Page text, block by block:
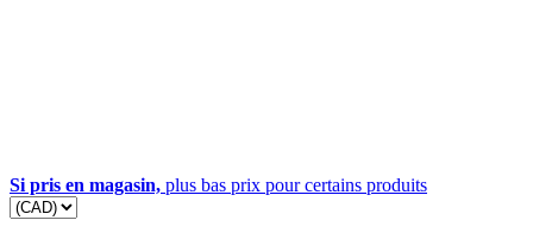
Si pris en magasin, plus bas prix pour certains produits